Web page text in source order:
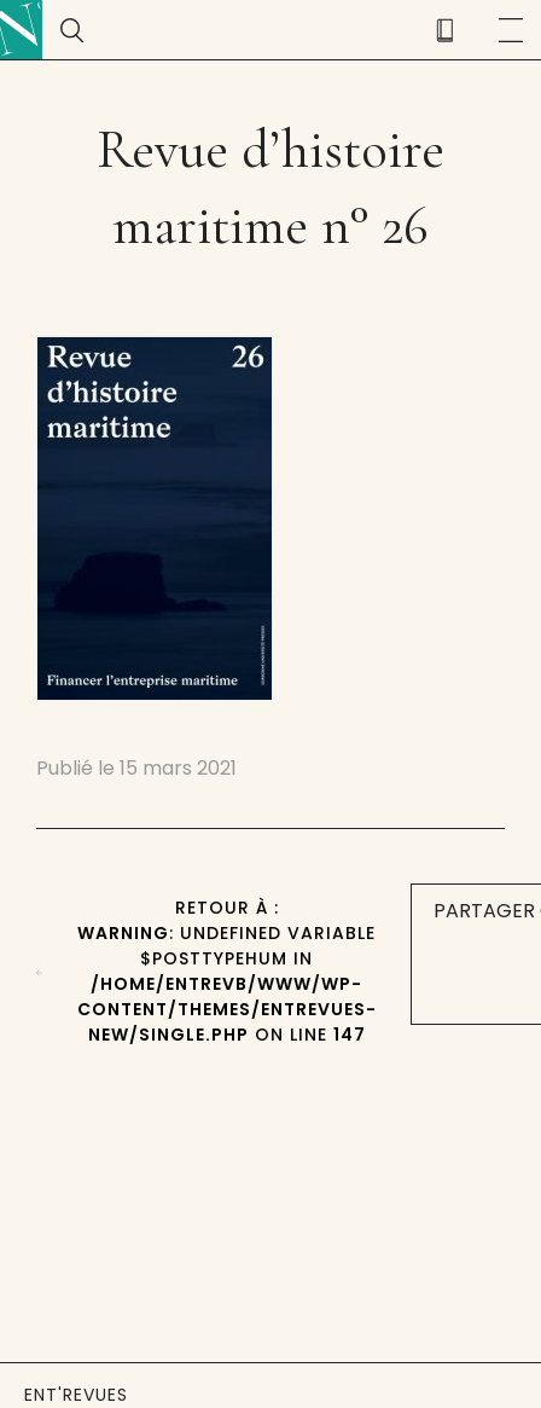
Revue d’histoire
maritime n° 26
Publié le 15 mars 2021
RETOUR À :
WARNING: UNDEFINED VARIABLE
$POSTTYPEHUM IN
/HOME/ENTREVB/WWW/WP-
CONTENT/THEMES/ENTREVUES-
NEW/SINGLE.PHP ON LINE 147
ENT'REVUES